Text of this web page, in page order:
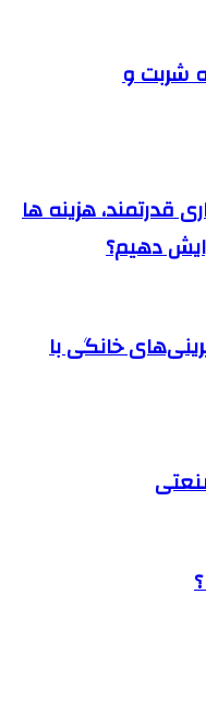
شربت و
قدرتمند، هزینه ها
دهیم؟
خانگی با